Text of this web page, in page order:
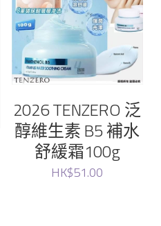
2026 TENZERO 泛
醇維生素 B5 補水
舒緩霜100g
HK$51.00